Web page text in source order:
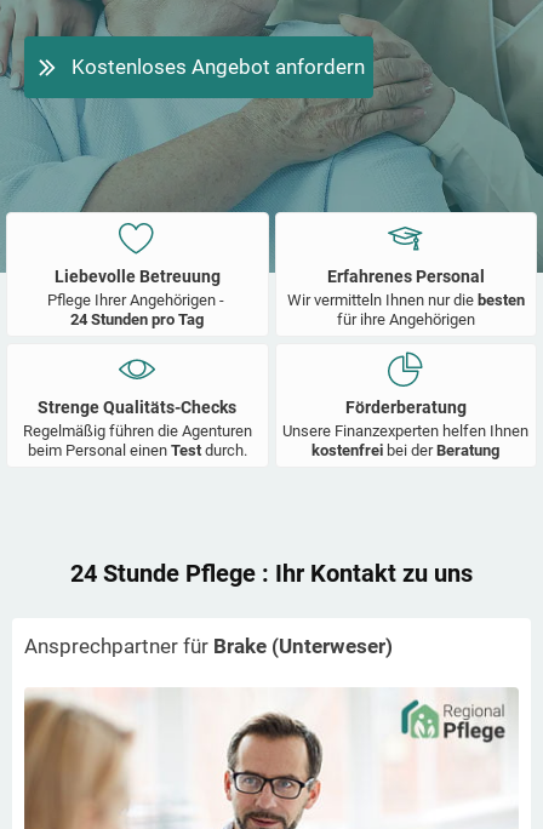
Kostenloses Angebot anfordern
Liebevolle Betreuung
Pflege Ihrer Angehörigen -
24 Stunden pro Tag
Erfahrenes Personal
Wir vermitteln Ihnen nur die besten
für ihre Angehörigen
Strenge Qualitäts-Checks
Regelmäßig führen die Agenturen
beim Personal einen Test durch.
Förderberatung
Unsere Finanzexperten helfen Ihnen
kostenfrei bei derBeratung
24 Stunde Pflege : Ihr Kontakt zu uns
Ansprechpartner für Brake (Unterweser)